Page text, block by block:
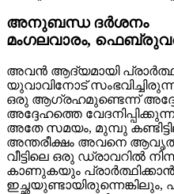
അനുബന്ധ ദർശനം
മംഗലവാരം, ഫെബ്രുവരി
അവൻ ആദ്യമായി
യുവാവിനോട്
ഒരു ആഗ്രഹമുണ്ടെന്ന്
അദ്ദേഹത്തെ
അതേ സമയം, മുമ്പു
അന്തരീക്ഷം അവനെ
വീട്ടിലെ ഒരു ഡ്രാവറിൽ
കാണുകയും